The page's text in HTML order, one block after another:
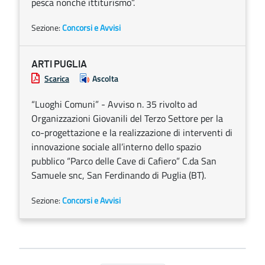
Sezione:Concorsi e Avvisi
ARTI PUGLIA
Scarica Ascolta
“Luoghi Comuni” - Avviso n. 35 rivolto ad
Organizzazioni Giovanili del Terzo Settore per la
co-progettazione e la realizzazione di interventi di
innovazione sociale all’interno dello spazio
pubblico “Parco delle Cave di Cafiero” C.da San
Samuele snc, San Ferdinando di Puglia (BT).
Sezione:Concorsi e Avvisi